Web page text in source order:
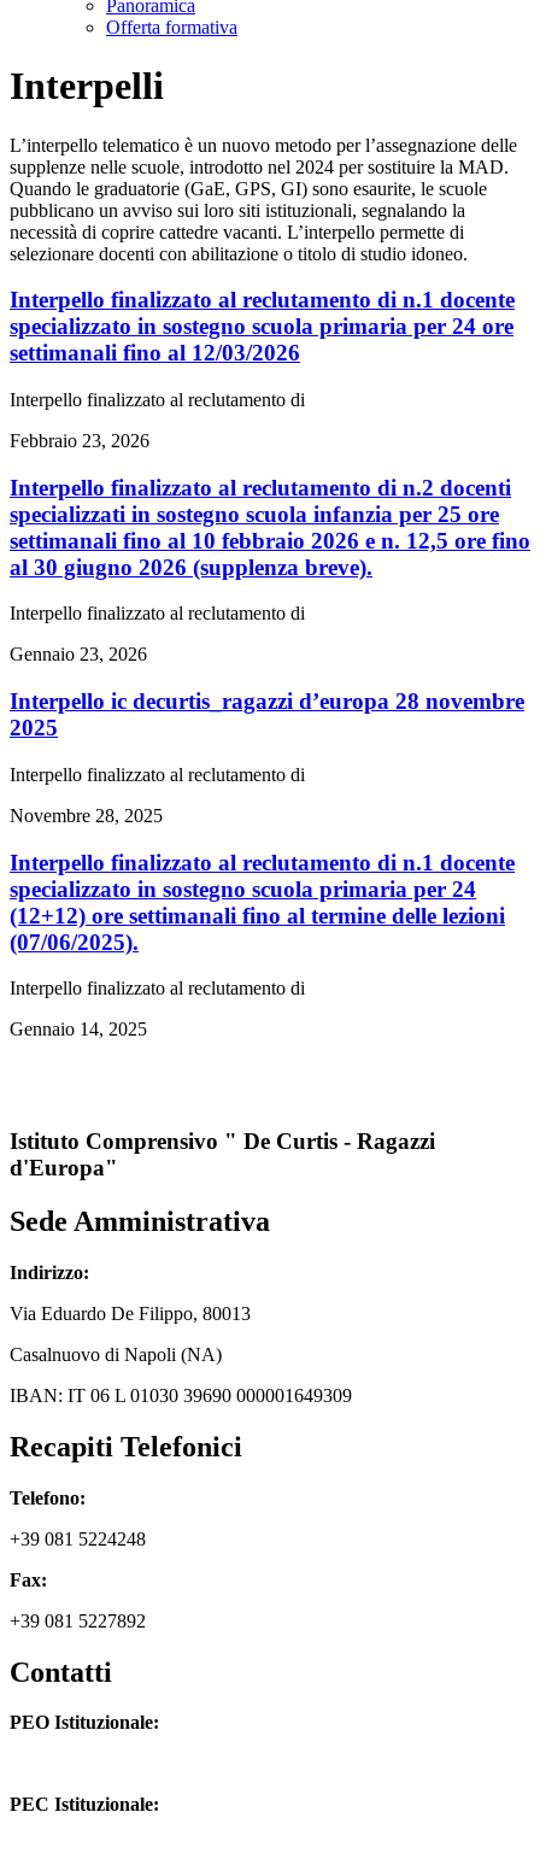
Panoramica
Offerta formativa
Interpelli
L’interpello telematico è un nuovo metodo per l’assegnazione delle
supplenze nelle scuole, introdotto nel 2024 per sostituire la MAD.
Quando le graduatorie (GaE, GPS, GI) sono esaurite, le scuole
pubblicano un avviso sui loro siti istituzionali, segnalando la
necessità di coprire cattedre vacanti. L’interpello permette di
selezionare docenti con abilitazione o titolo di studio idoneo.
interpello finalizzato al reclutamento di n.1 docente
specializzato in sostegno scuola primaria per 24 ore
settimanali fino al 12/03/2026
Interpello finalizzato al reclutamento di
Febbraio 23, 2026
interpello finalizzato al reclutamento di n.2 docenti
specializzati in sostegno scuola infanzia per 25 ore
settimanali fino al 10 febbraio 2026 e n. 12,5 ore fino
al 30 giugno 2026 (supplenza breve).
Interpello finalizzato al reclutamento di
Gennaio 23, 2026
interpello ic decurtis_ragazzi d’europa 28 novembre
2025
Interpello finalizzato al reclutamento di
Novembre 28, 2025
interpello finalizzato al reclutamento di n.1 docente
specializzato in sostegno scuola primaria per 24
(12+12) ore settimanali fino al termine delle lezioni
(07/06/2025).
Interpello finalizzato al reclutamento di
Gennaio 14, 2025
Istituto Comprensivo " De Curtis - Ragazzi
d'Europa"
Sede Amministrativa
Indirizzo:
Via Eduardo De Filippo, 80013
Casalnuovo di Napoli (NA)
IBAN: IT 06 L 01030 39690 000001649309
Recapiti Telefonici
Telefono:
+39 081 5224248
Fax:
+39 081 5227892
Contatti
PEO Istituzionale:
PEC Istituzionale: